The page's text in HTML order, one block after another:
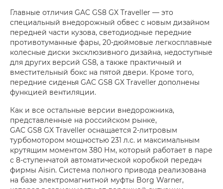
Главные отличия GAC GS8 GX Traveller — это
специальный внедорожный обвес с новым дизайном
передней части кузова, светодиодные передние
противотуманные фары, 20-дюймовые легкосплавные
колесные диски эксклюзивного дизайна, недоступные
для других версий GS8, а также практичный и
вместительный бокс на пятой двери. Кроме того,
передние сиденья GAC GS8 GX Traveller дополнены
функцией вентиляции.
Как и все остальные версии внедорожника,
представленные на российском рынке,
GAC GS8 GX Traveller оснащается 2-литровым
турбомотором мощностью 231 л.с. и максимальным
крутящим моментом 380 Нм, который работает в паре
с 8-ступенчатой автоматической коробкой передач
фирмы Aisin. Система полного привода реализована
на базе электромагнитной муфты Borg Warner,